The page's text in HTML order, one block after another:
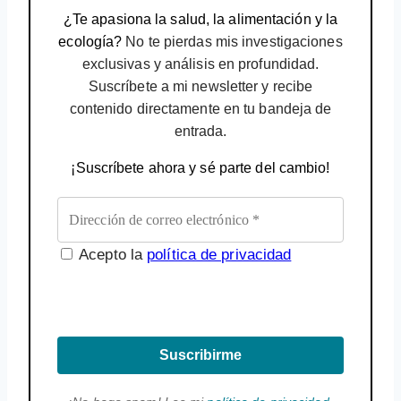
¿Te apasiona la salud, la alimentación y la
ecología? No te pierdas mis investigaciones
exclusivas y análisis en profundidad.
Suscríbete a mi newsletter y recibe
contenido directamente en tu bandeja de
entrada.
¡Suscríbete ahora y sé parte del cambio!
Acepto la política de privacidad
Suscribirme